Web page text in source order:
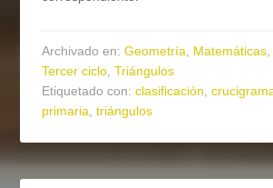
Archivado en:Geometría, Matemáticas
Tercer ciclo,Triángulos
Etiquetado con:clasificación,
primaria,triángulos